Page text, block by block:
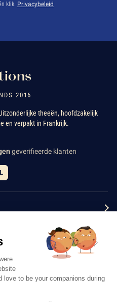
klik. Privacybeleid
2016
theeën, hoofdzakelijk
en verpakt in Frankrijk.
geverifieerde klanten
op
love to be your companions during